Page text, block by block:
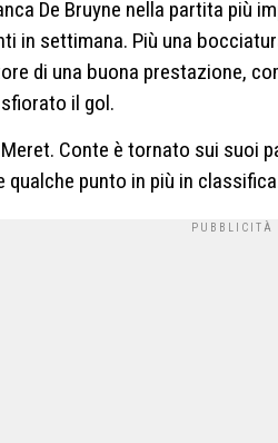
De Bruyne nella partita più
in settimana. Più una
di una buona prestazione,
il gol.
Conte è tornato sui suoi
qualche punto in più in